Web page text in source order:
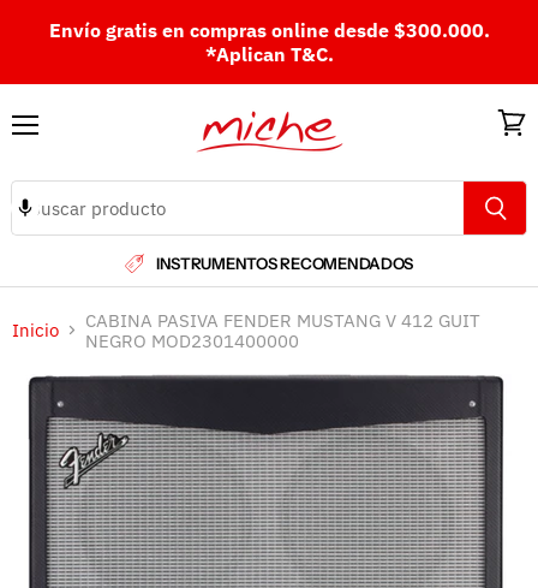
Envío gratis en compras online desde $300.000.
*Aplican T&C.
INSTRUMENTOS RECOMENDADOS
Inicio
CABINA PASIVA FENDER MUSTANG V 412 GUIT
NEGRO MOD2301400000